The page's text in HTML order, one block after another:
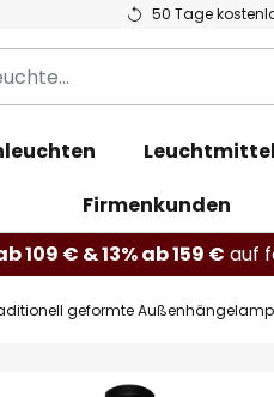
50 Tage
Leuchtmittel
Firmenkunden
109 € & 13% ab 159 € auf
geformte